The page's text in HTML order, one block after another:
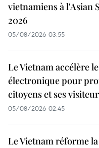
vietnamiens à l'Asian
2026
05/08/2026 03:55
Le Vietnam accélère
électronique pour
citoyens et ses
05/08/2026 02:45
Le Vietnam réforme